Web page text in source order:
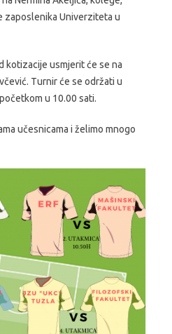
zaposlenika Univerziteta u
kotizacije usmjerit će se na
Turnir će se održati u
u 10.00 sati.
učesnicama i želimo mnogo